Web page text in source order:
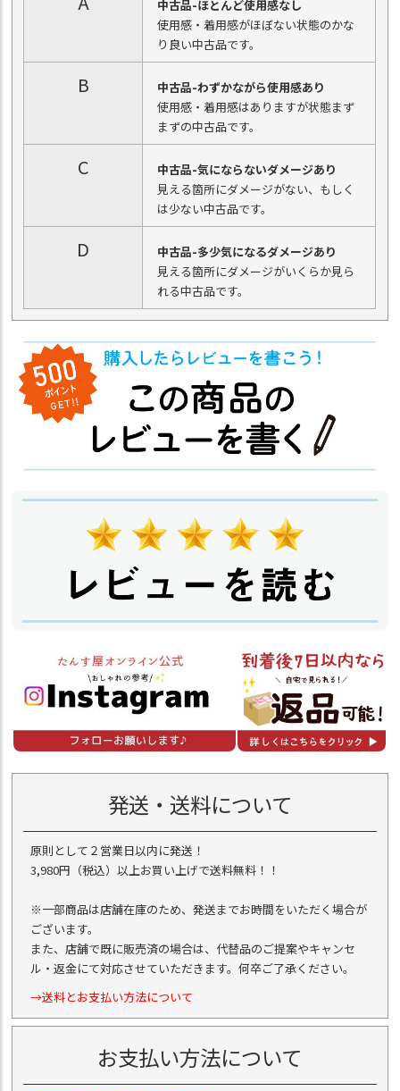
中古品-ほとんど使用感なし
使用感・着用感がほぼない状態のかな
り良い中古品です。
B
中古品-わずかながら使用感あり
使用感・着用感はありますが状態まず
まずの中古品です。
C
中古品-気にならないダメージあり
見える箇所にダメージがない、もしく
は少ない中古品です。
D
中古品-多少気になるダメージあり
見える箇所にダメージがいくらか見ら
れる中古品です。
発送・送料について
原則として２営業日以内に発送！
3,980円（税込）以上お買い上げで送料無料！！
※一部商品は店舗在庫のため、発送までお時間をいただく場合が
ございます。
また、店舗で既に販売済の場合は、代替品のご提案やキャンセ
ル・返金にて対応させていただきます。何卒ご了承ください。
→送料とお支払い方法について
お支払い方法について